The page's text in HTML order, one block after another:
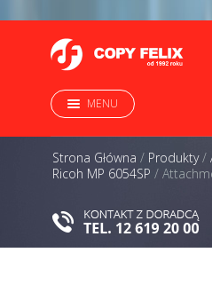
MENU
Strona Główna / Produkty/
Ricoh MP 6054SP /